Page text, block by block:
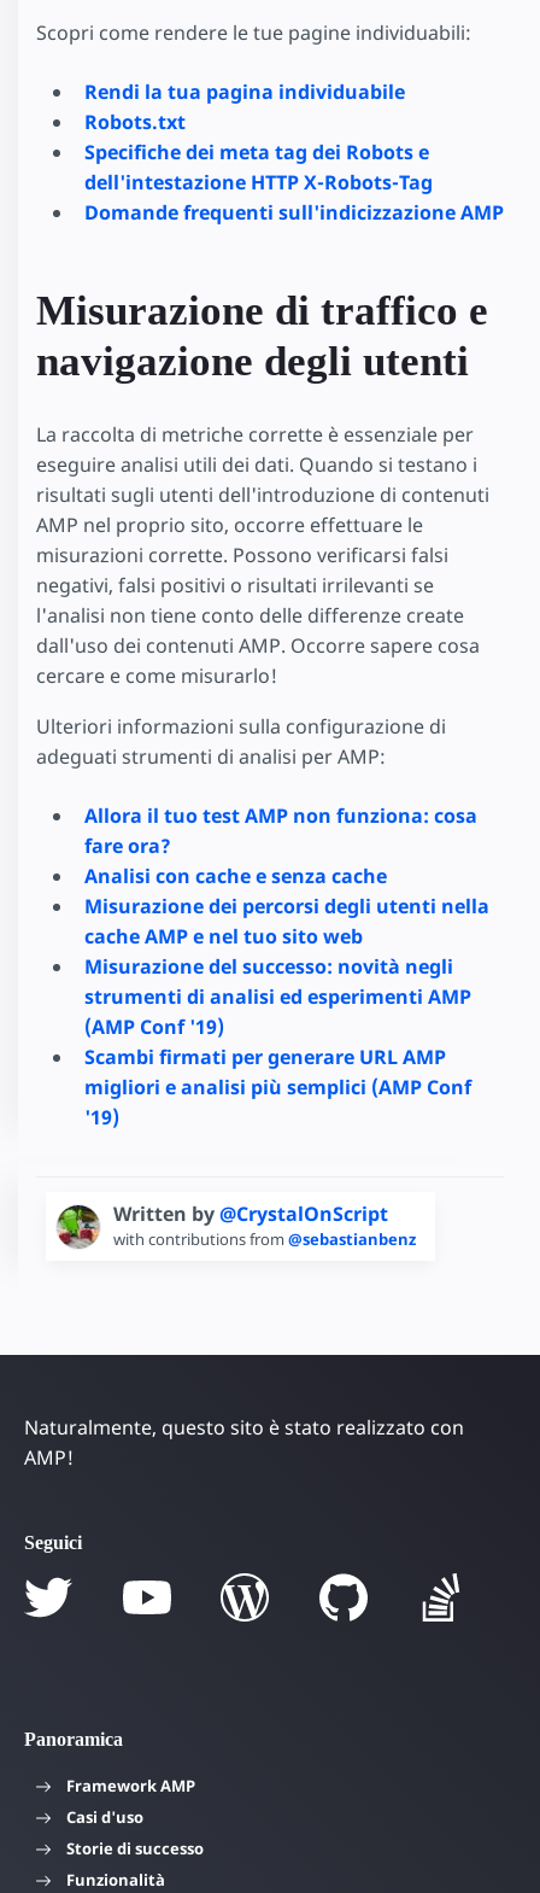
Scopri come rendere le tue pagine individuabili:
Rendi la tua pagina individuabile
Robots.txt
Specifiche dei meta tag dei Robots e
dell'intestazione HTTP X-Robots-Tag
Domande frequenti sull'indicizzazione AMP
Misurazione di traffico e
navigazione degli utenti
La raccolta di metriche corrette è essenziale per
eseguire analisi utili dei dati. Quando si testano i
risultati sugli utenti dell'introduzione di contenuti
AMP nel proprio sito, occorre effettuare le
misurazioni corrette. Possono verificarsi falsi
negativi, falsi positivi o risultati irrilevanti se
l'analisi non tiene conto delle differenze create
dall'uso dei contenuti AMP. Occorre sapere cosa
cercare e come misurarlo!
Ulteriori informazioni sulla configurazione di
adeguati strumenti di analisi per AMP:
Allora il tuo test AMP non funziona: cosa
fare ora?
Analisi con cache e senza cache
Misurazione dei percorsi degli utenti nella
cache AMP e nel tuo sito web
Misurazione del successo: novità negli
strumenti di analisi ed esperimenti AMP
(AMP Conf '19)
Scambi firmati per generare URL AMP
migliori e analisi più semplici (AMP Conf
'19)
Written by@CrystalOnScript
with contributions from @sebastianbenz
Naturalmente, questo sito è stato realizzato con
AMP!
Seguici
Panoramica
Framework AMP
Casi d'uso
Storie di successo
Funzionalità